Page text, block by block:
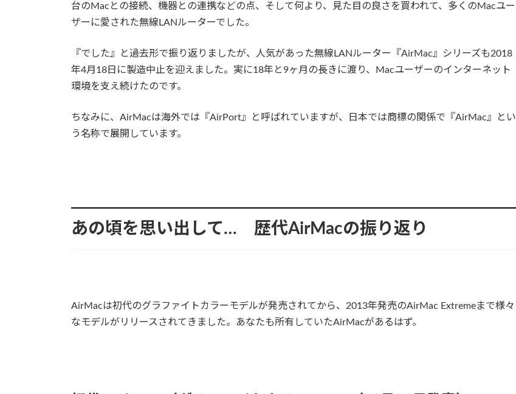
台のMacとの接続、機器との連携などの点、そして何より、見た目の良さを買われて、多くのMacユー
ザーに愛された無線LANルーターでした。
『でした』と過去形で振り返りましたが、人気があった無線LANルーター『AirMac』シリーズも2018
年4月18日に製造中止を迎えました。実に18年と9ヶ月の長きに渡り、Macユーザーのインターネット
環境を支え続けたのです。
ちなみに、AirMacは海外では『AirPort』と呼ばれていますが、日本では商標の関係で『AirMac』とい
う名称で展開しています。
あの頃を思い出して… 歴代AirMacの振り返り
AirMacは初代のグラファイトカラーモデルが発売されてから、2013年発売のAirMac Extremeまで様々
なモデルがリリースされてきました。あなたも所有していたAirMacがあるはず。